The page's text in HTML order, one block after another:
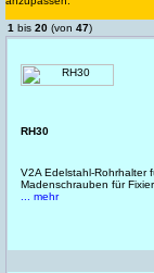
1 bis 20 (von 47)
RH30
V2A Edelstahl-Rohrhalter
Madenschrauben für
... mehr